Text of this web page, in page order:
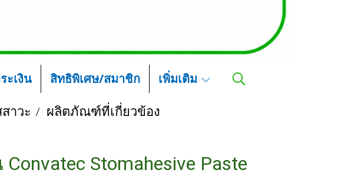
ะเงิน สิทธิพิเศษ/สมาชิก เพิ่มเติม
าวะ
ผลิตภัณฑ์ที่เกี่ยวข้อง
Stomahesive Paste